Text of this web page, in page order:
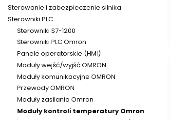
Sterowanie i zabezpieczenie silnika
Sterowniki PLC
Sterowniki S7-1200
Sterowniki PLC Omron
Panele operatorskie (HMI)
Moduły wejść/wyjść OMRON
Moduły komunikacyjne OMRON
Przewody OMRON
Moduły zasilania Omron
Moduły kontroli temperatury Omron